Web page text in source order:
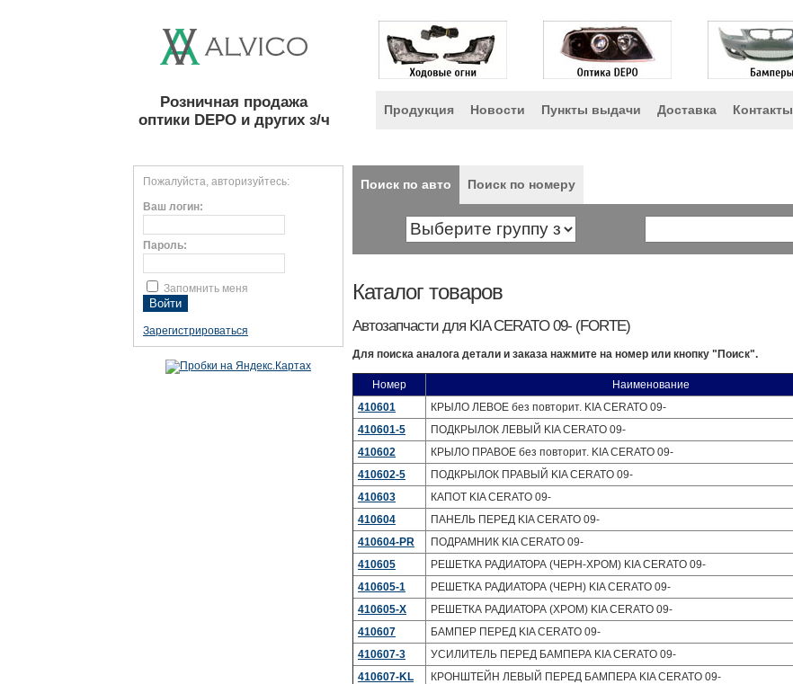
Розничная продажа
оптики DEPO и других з/ч
Продукция Новости Пункты выдачи Доставка Контакты
Пожалуйста, авторизуйтесь:
Ваш логин:
Пароль:
Запомнить меня
Зарегистрироваться
Поиск по авто Поиск по номеру
Каталог товаров
Автозапчасти для KIA CERATO 09- (FORTE)
Для поиска аналога детали и заказа нажмите на номер или кнопку "Поиск".
Номер Наименование
410601
КРЫЛО ЛЕВОЕ без повторит. KIA CERATO 09-
410601-5
ПОДКРЫЛОК ЛЕВЫЙ KIA CERATO 09-
410602
КРЫЛО ПРАВОЕ без повторит. KIA CERATO 09-
410602-5
ПОДКРЫЛОК ПРАВЫЙ KIA CERATO 09-
410603
КАПОТ KIA CERATO 09-
410604
ПАНЕЛЬ ПЕРЕД KIA CERATO 09-
410604-PR
ПОДРАМНИК KIA CERATO 09-
410605
РЕШЕТКА РАДИАТОРА (ЧЕРН-ХРОМ) KIA CERATO 09-
410605-1
РЕШЕТКА РАДИАТОРА (ЧЕРН) KIA CERATO 09-
410605-X
РЕШЕТКА РАДИАТОРА (ХРОМ) KIA CERATO 09-
410607
БАМПЕР ПЕРЕД KIA CERATO 09-
410607-3
УСИЛИТЕЛЬ ПЕРЕД БАМПЕРА KIA CERATO 09-
410607-KL
КРОНШТЕЙН ЛЕВЫЙ ПЕРЕД БАМПЕРА KIA CERATO 09-